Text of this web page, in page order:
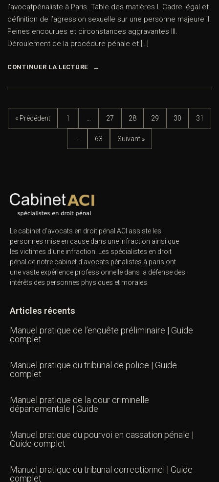
l’avocatpénaliste à Paris. Table des matières I. Cadre légal et
définition de l’agression sexuelle sur une personne majeure II.
Peines encourues et circonstances aggravantes III.
Déroulement de la procédure pénale et […]
CONTINUER LA LECTURE
« Précédent 1 27 28 29 30 31
63 Suivant »
Le cabinet d’avocats en droit pénal ACI assiste les
personnes mise en cause dans une infraction ainsi que
les victimes d’une infraction. Les spécialistes en droit
pénal de notre cabinet d’avocats pénalistes à paris ont
une vaste expérience professionnelle dans la défense des
intérêts des personnes physiques et morales.
Articles récents
Manuel pratique de l’enquête préliminaire | Guide
complet
Manuel pratique du tribunal de police | Guide
complet
Manuel pratique de la cour criminelle
départementale | Guide
Manuel pratique du pourvoi en cassation pénale |
Guide complet
Manuel pratique du tribunal correctionnel | Guide
complet